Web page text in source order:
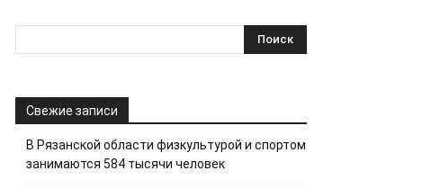
Свежие записи
В Рязанской области физкультурой и спортом
занимаются 584 тысячи человек